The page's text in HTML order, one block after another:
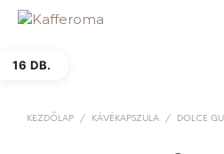
16 DB.
KEZDŐLAP / KÁVÉKAPSZULA / DOLCE